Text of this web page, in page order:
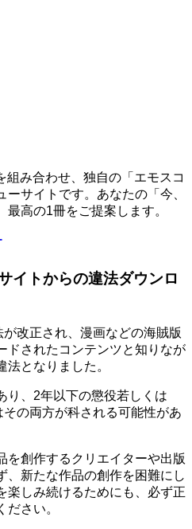
組み合わせ、独自の「エモスコ
サイトです。あなたの「今、
高の1冊をご提案します。
イトからの違法ダウンロ
改正され、漫画などの海賊版
ドされたコンテンツと知りなが
法となりました。
り、2年以下の懲役若しくは
の両方が科される可能性があ
を創作するクリエイターや出版
、新たな作品の創作を困難にし
楽しみ続けるためにも、必ず正
さい。